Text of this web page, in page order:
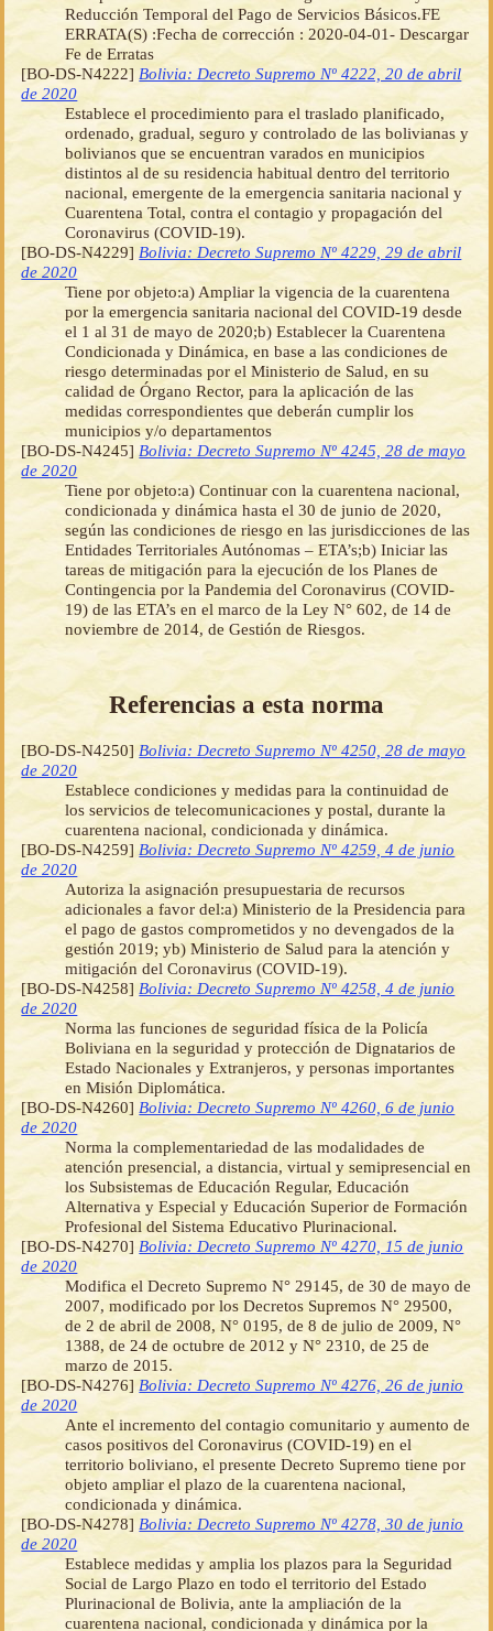
Reducción Temporal del Pago de Servicios Básicos.FE
ERRATA(S) :Fecha de corrección : 2020-04-01- Descargar
Fe de Erratas
[BO-DS-N4222] Bolivia: Decreto Supremo Nº 4222, 20 de abril
de 2020
Establece el procedimiento para el traslado planificado,
ordenado, gradual, seguro y controlado de las bolivianas y
bolivianos que se encuentran varados en municipios
distintos al de su residencia habitual dentro del territorio
nacional, emergente de la emergencia sanitaria nacional y
Cuarentena Total, contra el contagio y propagación del
Coronavirus (COVID-19).
[BO-DS-N4229] Bolivia: Decreto Supremo Nº 4229, 29 de abril
de 2020
Tiene por objeto:a) Ampliar la vigencia de la cuarentena
por la emergencia sanitaria nacional del COVID-19 desde
el 1 al 31 de mayo de 2020;b) Establecer la Cuarentena
Condicionada y Dinámica, en base a las condiciones de
riesgo determinadas por el Ministerio de Salud, en su
calidad de Órgano Rector, para la aplicación de las
medidas correspondientes que deberán cumplir los
municipios y/o departamentos
[BO-DS-N4245] Bolivia: Decreto Supremo Nº 4245, 28 de mayo
de 2020
Tiene por objeto:a) Continuar con la cuarentena nacional,
condicionada y dinámica hasta el 30 de junio de 2020,
según las condiciones de riesgo en las jurisdicciones de las
Entidades Territoriales Autónomas – ETA’s;b) Iniciar las
tareas de mitigación para la ejecución de los Planes de
Contingencia por la Pandemia del Coronavirus (COVID-
19) de las ETA’s en el marco de la Ley N° 602, de 14 de
noviembre de 2014, de Gestión de Riesgos.
Referencias a esta norma
[BO-DS-N4250] Bolivia: Decreto Supremo Nº 4250, 28 de mayo
de 2020
Establece condiciones y medidas para la continuidad de
los servicios de telecomunicaciones y postal, durante la
cuarentena nacional, condicionada y dinámica.
[BO-DS-N4259] Bolivia: Decreto Supremo Nº 4259, 4 de junio
de 2020
Autoriza la asignación presupuestaria de recursos
adicionales a favor del:a) Ministerio de la Presidencia para
el pago de gastos comprometidos y no devengados de la
gestión 2019; yb) Ministerio de Salud para la atención y
mitigación del Coronavirus (COVID-19).
[BO-DS-N4258] Bolivia: Decreto Supremo Nº 4258, 4 de junio
de 2020
Norma las funciones de seguridad física de la Policía
Boliviana en la seguridad y protección de Dignatarios de
Estado Nacionales y Extranjeros, y personas importantes
en Misión Diplomática.
[BO-DS-N4260] Bolivia: Decreto Supremo Nº 4260, 6 de junio
de 2020
Norma la complementariedad de las modalidades de
atención presencial, a distancia, virtual y semipresencial en
los Subsistemas de Educación Regular, Educación
Alternativa y Especial y Educación Superior de Formación
Profesional del Sistema Educativo Plurinacional.
[BO-DS-N4270] Bolivia: Decreto Supremo Nº 4270, 15 de junio
de 2020
Modifica el Decreto Supremo N° 29145, de 30 de mayo de
2007, modificado por los Decretos Supremos N° 29500,
de 2 de abril de 2008, N° 0195, de 8 de julio de 2009, N°
1388, de 24 de octubre de 2012 y N° 2310, de 25 de
marzo de 2015.
[BO-DS-N4276] Bolivia: Decreto Supremo Nº 4276, 26 de junio
de 2020
Ante el incremento del contagio comunitario y aumento de
casos positivos del Coronavirus (COVID-19) en el
territorio boliviano, el presente Decreto Supremo tiene por
objeto ampliar el plazo de la cuarentena nacional,
condicionada y dinámica.
[BO-DS-N4278] Bolivia: Decreto Supremo Nº 4278, 30 de junio
de 2020
Establece medidas y amplia los plazos para la Seguridad
Social de Largo Plazo en todo el territorio del Estado
Plurinacional de Bolivia, ante la ampliación de la
cuarentena nacional, condicionada y dinámica por la